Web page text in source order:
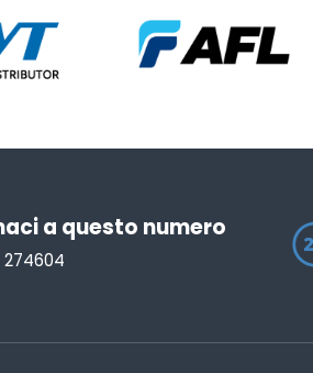
a questo numero
274604